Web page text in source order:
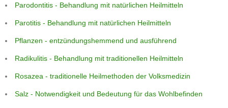
Parodontitis - Behandlung mit natürlichen Heilmitteln
Parotitis - Behandlung mit natürlichen Heilmitteln
Pflanzen - entzündungshemmend und ausführend
Radikulitis - Behandlung mit traditionellen Heilmitteln
Rosazea - traditionelle Heilmethoden der Volksmedizin
Salz - Notwendigkeit und Bedeutung für das Wohlbefinden